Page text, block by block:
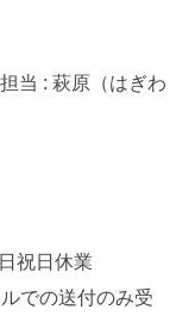
当 : 萩原（はぎわ
祝日休業
での送付のみ受